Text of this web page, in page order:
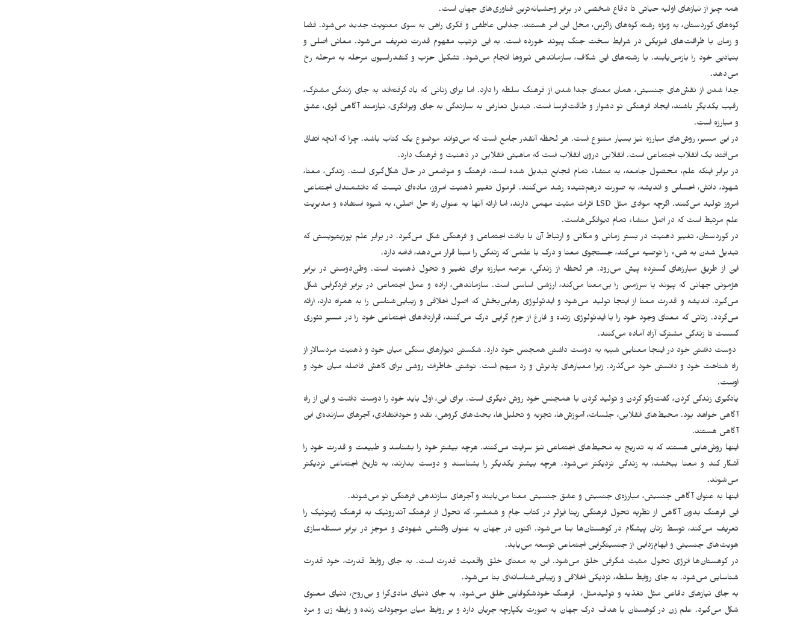
همه چیز از نیازهای اولیه حیاتی تا دفاع شخصی در برابر وحشیانه‌ترین فناوری‌های جهان است.
کوه‌های کوردستان، به ویژه رشته کوه‌های زاگرس، محل این امر هستند. جدایی عاطفی و فکری راهی به سوی معنویت جدید می‌شود. فضا
و زمان با ظرافت‌های فیزیکی در شرایط سخت جنگ پیوند خورده است. به این ترتیب مفهوم قدرت تعریف می‌شود. معانی اصلی و
بنیادین خود را بازمی‌یابند. با رشته‌های این شکاف، سازماندهی نیروها انجام می‌شود. تشکیل حزب و کنفدراسیون مرحله به مرحله رخ
می‌دهد.
جدا شدن از نقش‌های جنسیتی، همان معنای جدا شدن از فرهنگ سلطه را دارد. اما برای زنانی که یاد گرفته‌اند به جای زندگی مشترک،
رقیب یکدیگر باشند، ایجاد فرهنگی نو دشوار و طاقت‌فرسا است. تبدیل تعارض به سازندگی به جای ویرانگری، نیازمند آگاهی قوی، عشق
و مبارزه است.
در این مسیر، روش‌های مبارزه نیز بسیار متنوع است. هر لحظه آنقدر جامع است که می‌تواند موضوع یک کتاب باشد. چرا که آنچه اتفاق
می‌افتد یک انقلاب اجتماعی است. انقلابی درون انقلاب است که ماهیتی انقلابی در ذهنیت و فرهنگ دارد.
در برابر اینکه علم، محصول جامعه، به منشاء تمام فجایع تبدیل شده است، فرهنگ و موضعی در حال شکل‌گیری است. زندگی، معنا،
شهود، دانش، احساس و اندیشه، به صورت درهم‌تنیده رشد می‌کنند. فرمول تغییر ذهنیت امروز، ماده‌ای نیست که دانشمندان اجتماعی
امروز تولید می‌کنند. اگرچه موادی مثل LSD اثرات مثبت مهمی دارند، اما ارائه آنها به عنوان راه حل اصلی، به شیوه استفاده و مدیریت
علم مرتبط است که در اصل منشاء تمام دیوانگی‌هاست.
در کوردستان، تغییر ذهنیت در بستر زمانی و مکانی و ارتباط آن با بافت اجتماعی و فرهنگی شکل می‌گیرد. در برابر علم پوزیتیویستی که
تبدیل شدن به شیء را توصیه می‌کند، جستجوی معنا و درک با علمی که زندگی را مبنا قرار می‌دهد، ادامه دارد.
این از طریق مبارزهای گسترده پیش می‌رود. هر لحظه از زندگی، عرصه مبارزه برای تغییر و تحول ذهنیت است. وطن‌دوستی در برابر
هژمونی جهانی که پیوند با سرزمین را بی‌معنا می‌کند، ارزشی اساسی است. سازماندهی، اراده و عمل اجتماعی در برابر فردگرایی شکل
می‌گیرد. اندیشه و قدرت معنا از اینجا تولید می‌شود و ایدئولوژی رهایی‌بخش که اصول اخلاقی و زیبایی‌شناسی را به همراه دارد، ارائه
می‌گردد. زنانی که معنای وجود خود را با ایدئولوژی زنده و فارغ از جزم گرایی درک می‌کنند، قراردادهای اجتماعی خود را در مسیر تئوری
گسست تا زندگی مشترک آزاد آماده می‌کنند.
دوست داشتن خود در اینجا معنایی شبیه به دوست داشتن همجنس خود دارد. شکستن دیوارهای سنگی میان خود و ذهنیت مردسالار از
راه شناخت خود و دانستن خود می‌گذرد. زیرا معیارهای پذیرش و رد مبهم است. نوشتن خاطرات روشی برای کاهش فاصله میان خود و
اوست.
یادگیری زندگی کردن، گفت‌وگو کردن و تولید کردن با همجنس خود روش دیگری است. برای این، اول باید خود را دوست داشت و این از راه
آگاهی خواهد بود. محیط‌های انقلابی، جلسات، آموزش‌ها، تجزیه و تحلیل‌ها، بحث‌های گروهی، نقد و خودانتقادی، آجرهای سازنده‌ی این
آگاهی هستند.
اینها روش‌هایی هستند که به تدریج به محیط‌های اجتماعی نیز سرایت می‌کنند. هرچه بیشتر خود را بشناسد و طبیعت و قدرت خود را
آشکار کند و معنا ببخشد، به زندگی نزدیکتر می‌شود. هرچه بیشتر یکدیگر را بشناسند و دوست بدارند، به تاریخ اجتماعی نزدیکتر
می‌شوند.
اینها به عنوان آگاهی جنسیتی، مبارزه‌ی جنسیتی و عشق جنسیتی معنا می‌یابند و آجرهای سازندهی فرهنگی نو می‌شوند.
این فرهنگ بدون آگاهی از نظریه تحول فرهنگی رینا ایزلر در کتاب جام و شمشیر، که تحول از فرهنگ آندرونیک به فرهنگ ژینونیک را
تعریف می‌کند، توسط زنان پیشگام در کوهستان‌ها بنا می‌شود. اکنون در جهان به عنوان واکنشی شهودی و موجز در برابر مسئله‌سازی
هویت‌های جنسیتی و ابهام‌زدایی از جنسیتگرایی اجتماعی توسعه می‌یابد.
در کوهستان‌ها انرژی تحول مثبت شگرفی خلق می‌شود. این به معنای خلق واقعیت قدرت است. به جای روابط قدرت، خود قدرت
شناسایی می‌شود. به جای روابط سلطه، نزدیکی اخلاقی و زیبایی‌شناسانه‌ای بنا می‌شود.
به جای نیازهای دفاعی مثل تغذیه و تولیدمثل، فرهنگ خودشکوفایی خلق می‌شود. به جای دنیای مادی‌گرا و بی‌روح، دنیای معنوی
شکل می‌گیرد. علم زن در کوهستان با هدف درک جهان به صورت یکپارچه جریان دارد و بر روابط میان موجودات زنده و رابطه زن و مرد